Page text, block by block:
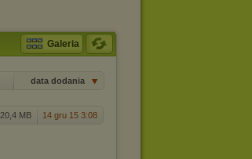
Galeria
data dodania
20,4 MB 14 gru 15 3:08